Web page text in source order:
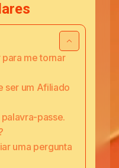
me tornar
ser um Afiliado
passe.
uma pergunta